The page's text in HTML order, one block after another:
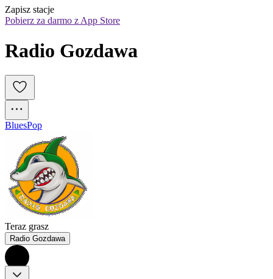
Zapisz stacje
Pobierz za darmo z App Store
Radio Gozdawa
BluesPop
Teraz grasz
Radio Gozdawa